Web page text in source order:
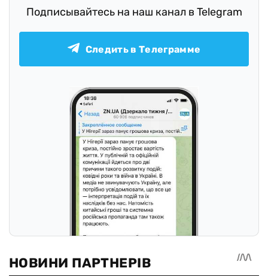
Подписывайтесь на наш канал в Telegram
Следить в Телеграмме